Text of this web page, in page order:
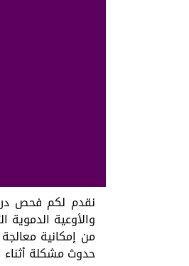
نقدم لكم فحص
والأوعية
من إمكانية
حدوث مشكلة أثناء